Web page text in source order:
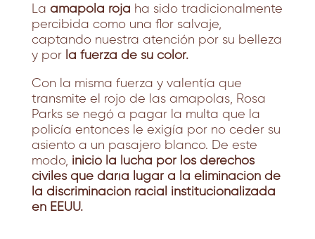
La amapola roja ha sido tradicionalmente
percibida como una flor salvaje,
captando nuestra atención por su belleza
y por la fuerza de su color.
Con la misma fuerza y valentía que
transmite el rojo de las amapolas, Rosa
Parks se negó a pagar la multa que la
policía entonces le exigía por no ceder su
asiento a un pasajero blanco. De este
modo, inició la lucha por los derechos
civiles que daría lugar a la eliminación de
la discriminación racial institucionalizada
en EEUU.